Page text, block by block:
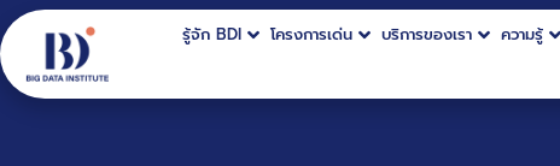
รู้จัก BDI โครงการเด่น บริการของเรา ความรู้